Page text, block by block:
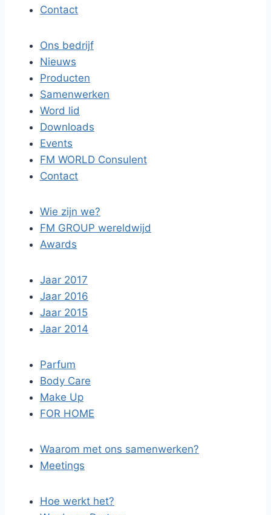
Contact
Ons bedrijf
Nieuws
Producten
Samenwerken
Word lid
Downloads
Events
FM WORLD Consulent
Contact
Wie zijn we?
FM GROUP wereldwijd
Awards
Jaar 2017
Jaar 2016
Jaar 2015
Jaar 2014
Parfum
Body Care
Make Up
FOR HOME
Waarom met ons samenwerken?
Meetings
Hoe werkt het?